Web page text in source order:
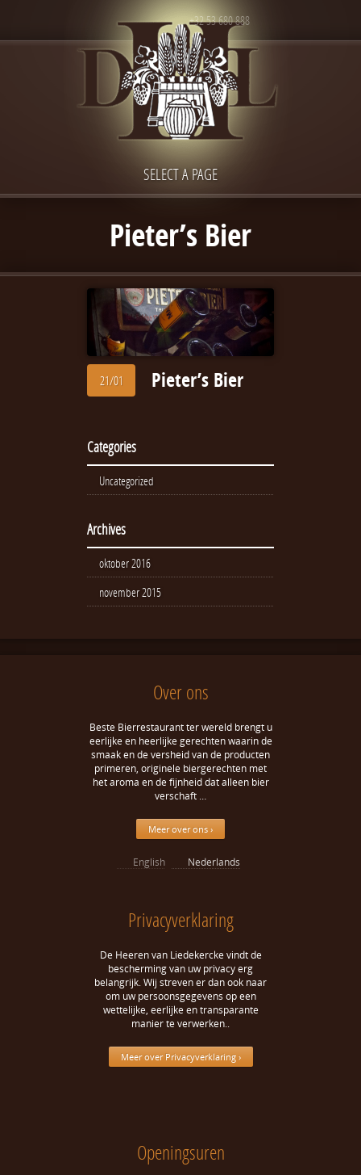
+32 53 680 888
SELECT A PAGE
Pieter’s Bier
21/01 Pieter’s Bier
Categories
Uncategorized
Archives
oktober 2016
november 2015
Over ons
Beste Bierrestaurant ter wereld brengt u
eerlijke en heerlijke gerechten waarin de
smaak en de versheid van de producten
primeren, originele biergerechten met
het aroma en de fijnheid dat alleen bier
verschaft …
Meer over ons ›
English Nederlands
Privacyverklaring
De Heeren van Liedekercke vindt de
bescherming van uw privacy erg
belangrijk. Wij streven er dan ook naar
om uw persoonsgegevens op een
wettelijke, eerlijke en transparante
manier te verwerken..
Meer over Privacyverklaring ›
Openingsuren